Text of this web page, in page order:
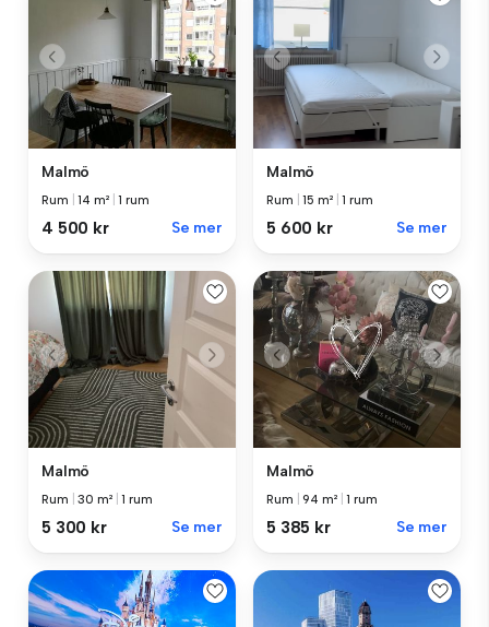
Malmö
Rum |14 m² |1 rum
4 500 kr Se mer
Malmö
Rum |15 m² |1 rum
5 600 kr Se mer
Malmö
Rum |30 m² |1 rum
5 300 kr Se mer
Malmö
Rum |94 m² |1 rum
5 385 kr Se mer